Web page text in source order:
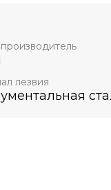
лезвия